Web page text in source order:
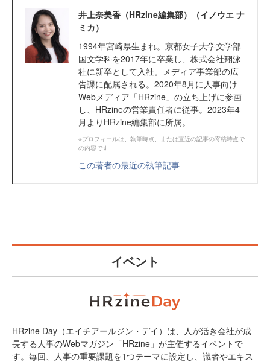
井上奈美香（HRzine編集部）（イノウエ ナ
ミカ）
1994年宮崎県生まれ。京都女子大学文学部
国文学科を2017年に卒業し、株式会社翔泳
社に新卒として入社。メディア事業部の広
告課に配属される。2020年8月に人事向け
Webメディア「HRzine」の立ち上げに参画
し、HRzineの営業責任者に従事。2023年4
月よりHRzine編集部に所属。
※プロフィールは、執筆時点、または直近の記事の寄稿時点で
の内容です
この著者の最近の執筆記事
イベント
HRzine Day（エイチアールジン・デイ）は、人が活き会社が成
長する人事のWebマガジン「HRzine」が主催するイベントで
す。毎回、人事の重要課題を1つテーマに設定し、識者やエキス